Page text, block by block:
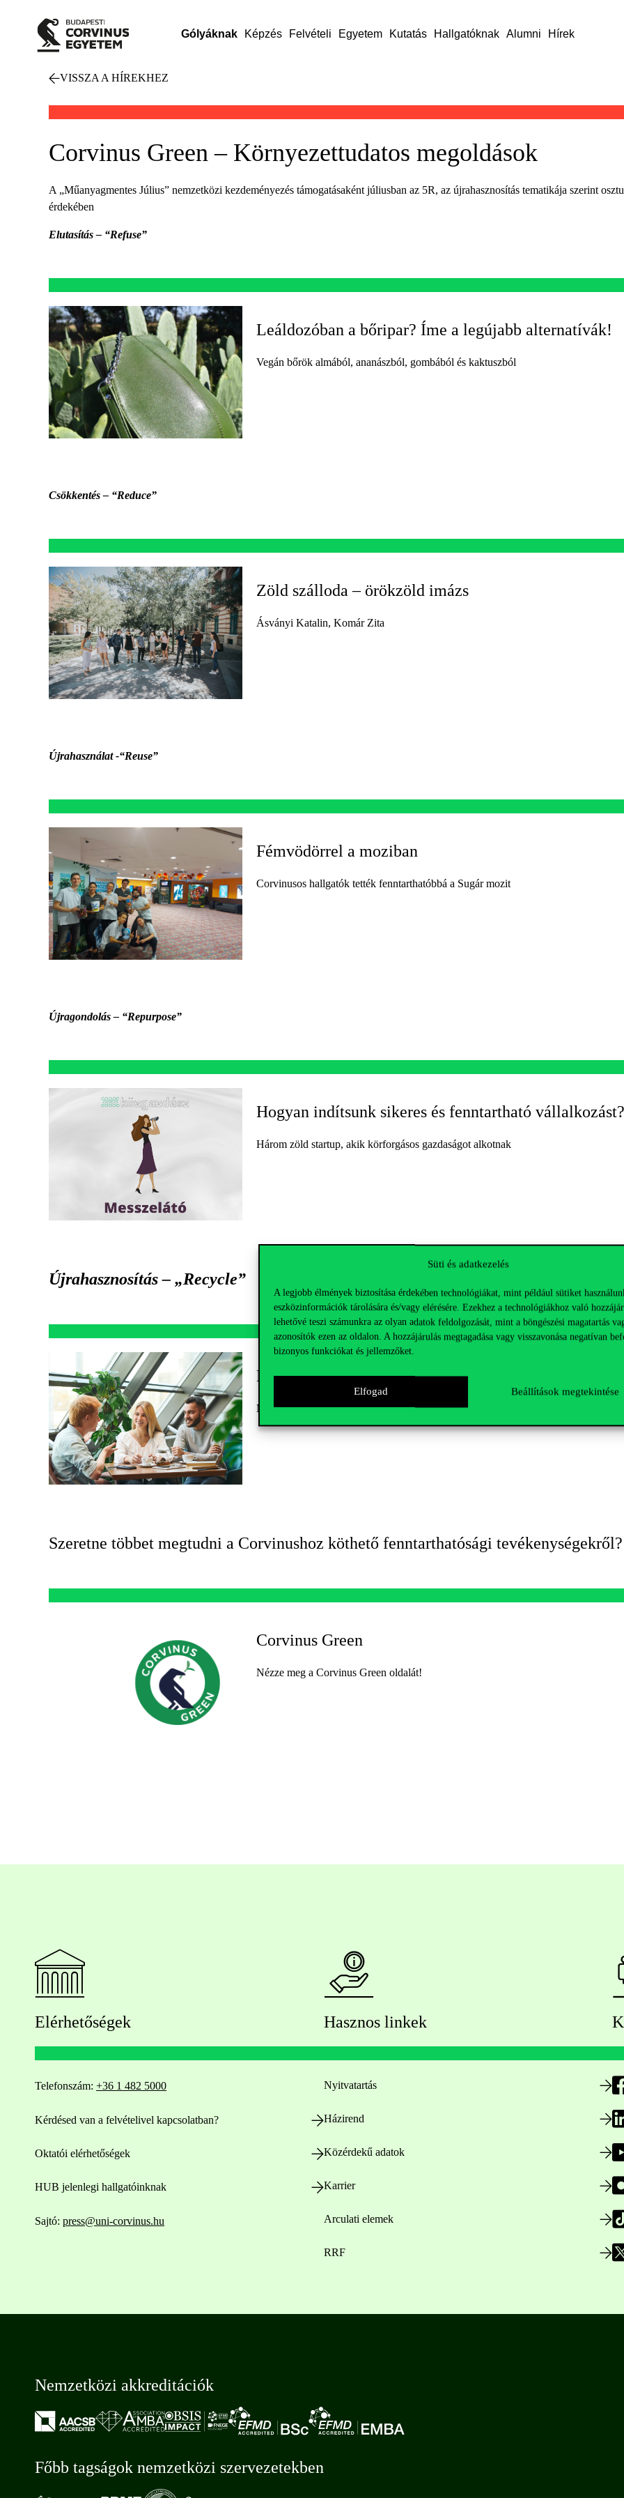
Süti és adatkezelés
A legjobb élmények biztosítása érdekében technológiákat, mint például sütiket
eszközinformációk tárolására és/vagy elérésére. Ezekhez a technológiákhoz való
lehetővé teszi számunkra az olyan adatok feldolgozását, mint a böngészési magatartás
azonosítók ezen az oldalon. A hozzájárulás megtagadása vagy visszavonása negatívan
bizonyos funkciókat és jellemzőket.
Elfogad Beállítások megtekintése
Gólyáknak Képzés Felvételi Egyetem Kutatás Hallgatóknak Alumni Hírek
VISSZA A HÍREKHEZ
Corvinus Green – Környezettudatos megoldások
A „Műanyagmentes Július” nemzetközi kezdeményezés támogatásaként júliusban az 5R, az újrahasznosítás tematikája szerint
érdekében
Elutasítás – “Refuse”
Leáldozóban a bőripar? Íme a legújabb alternatívák!
Vegán bőrök almából, ananászból, gombából és kaktuszból
Csökkentés – “Reduce”
Zöld szálloda – örökzöld imázs
Ásványi Katalin, Komár Zita
Újrahasználat -“Reuse”
Fémvödörrel a moziban
Corvinusos hallgatók tették fenntarthatóbbá a Sugár mozit
Újragondolás – “Repurpose”
Hogyan indítsunk sikeres és fenntartható vállalkozást?
Három zöld startup, akik körforgásos gazdaságot alkotnak
Újrahasznosítás – „Recycle”
Ki mondja meg, mi a fontos? – Részvétel és
Mihók Barbara, Kiss Gabriella, Kovács Eszter, Margóczi, Katalin, Fabók
Szeretne többet megtudni a Corvinushoz köthető fenntarthatósági tevékenységekről?
Corvinus Green
Nézze meg a Corvinus Green oldalát!
Elérhetőségek
Telefonszám: +36 1 482 5000
Kérdésed van a felvételivel kapcsolatban?
Oktatói elérhetőségek
HUB jelenlegi hallgatóinknak
Sajtó: press@uni-corvinus.hu
Hasznos linkek
Nyitvatartás
Házirend
Közérdekű adatok
Karrier
Arculati elemek
RRF
Nemzetközi akkreditációk
Főbb tagságok nemzetközi szervezetekben